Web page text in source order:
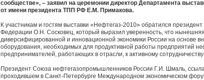
сообществе», – заявил на церемонии директор Департамента
от имени президента ТПП РФ Е.М. Примакова.
К участникам и гостям выставки «Нефтегаз-2010» обратился
Федерации О.Н. Сосковец, который выразил уверенность, что
диверсифицированной и инновационной экономики России на основе
оборудования, необходимых для продуктивной работы предприятий
предпринимателей, работающих в отрасли, к активному
Президент Союза нефтегазопромышленников России Г.И. Шмаль,
проходившем в Санкт-Петербурге Международном экономическом